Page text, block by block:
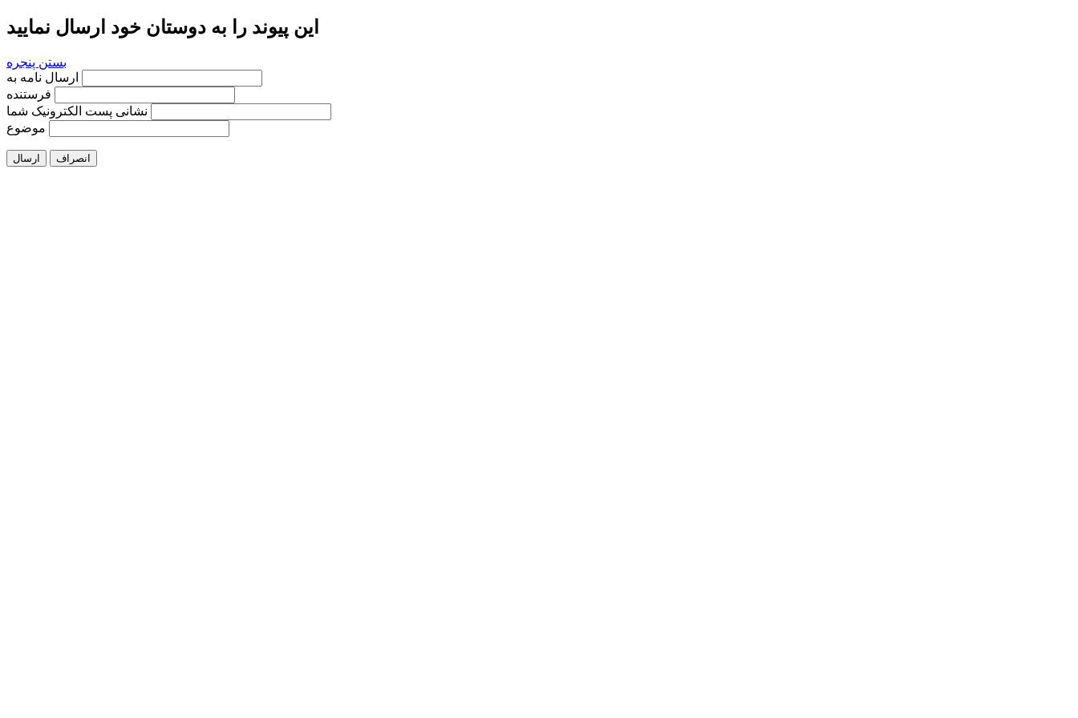
این پیوند را به دوستان خود ارسال نمایید
بستن پنجره
فرستنده
نشانی پست الکترونیک شما
موضوع
ارسال انصراف